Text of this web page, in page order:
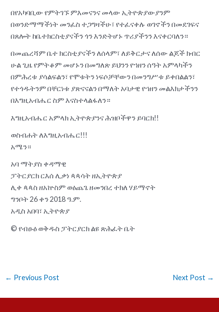
በየአካባቢው የምትገኙ ምእመናንና መላው ኢትዮጵያውያንም
በወንድማማችነት መንፈስ ተጋግዛችሁ፣ የተፈናቀሉ ወገኖችን በመደገፍና
በጸሎት ከቤተክርስቲያናችን ጎን እንድትሆኑ ጥሪያችንን እናቀርባለን።
በመጨረሻም ቤተ ክርስቲያናችን ለሰላም፣ ለይቅርታና ለሰው ልጆች ክብር
ሁል ጊዜ የምትቆም መሆኑን በመግለጽ ይህንን የኀዘን ሰዓት አምላካችን
በምሕረቱ ያሳልፍልን፣ የሞቱትን ነፍሶቻቸውን በመንግሥቱ ይቀበልልን፣
የተጎዱትንም በቸርነቱ ያጽናናልን በማለት አባታዊ የኀዘን መልእክታችንን
በእግዚአብሔር ስም እናስተላልፋለን።
እግዚአብሔር አምላክ ኢትዮጵያንና ሕዝቦችዋን ይባርክ!!
ወስብሐት ለእግዚአብሔር!!!
አሜን።
አባ ማትያስ ቀዳማዊ
ፓትርያርክ ርእሰ ሊቃነ ጳጳሳት ዘኢትዮጵያ
ሊቀ ጳጳስ ዘአኵስም ወዕጨጌ ዘመንበረ ተክለ ሃይማኖት
ግንቦት 26 ቀን 2018 ዓ.ም.
አዲስ አበባ፣ ኢትዮጵያ
© የብፁዕ ወቅዱስ ፓትርያርክ ልዩ ጽሕፈት ቤት
← Previous Post Next Post →